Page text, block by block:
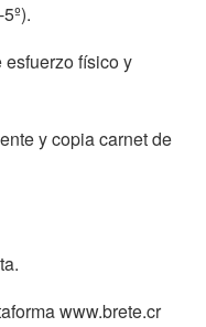
esfuerzo físico y
y copia carnet de
www.brete.cr